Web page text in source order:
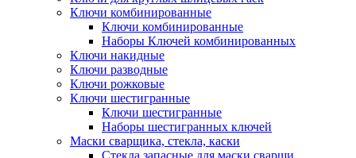
Ключи комбинированные
Ключи комбинированные
Наборы Ключей комбинированных
Ключи накидные
Ключи разводные
Ключи рожковые
Ключи шестигранные
Ключи шестигранные
Наборы шестигранных ключей
Маски сварщика, стекла, каски
Стекла запасные для маски сварщи